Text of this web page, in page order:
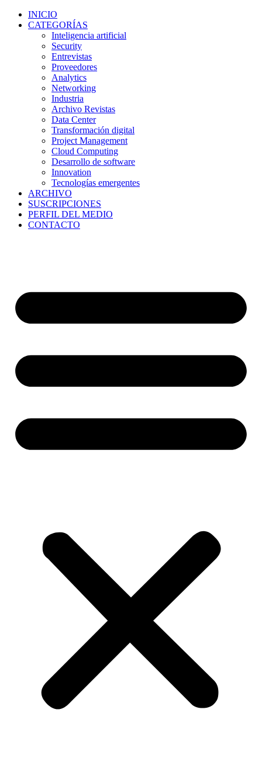
INICIO
CATEGORÍAS
Inteligencia artificial
Security
Entrevistas
Proveedores
Analytics
Networking
Industria
Archivo Revistas
Data Center
Transformación digital
Project Management
Cloud Computing
Desarrollo de software
Innovation
Tecnologías emergentes
ARCHIVO
SUSCRIPCIONES
PERFIL DEL MEDIO
CONTACTO